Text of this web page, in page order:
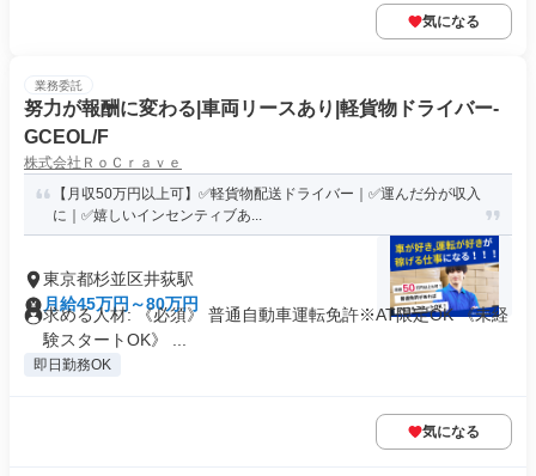
気になる
業務委託
努力が報酬に変わる|車両リースあり|軽貨物ドライバー-
GCEOL/F
株式会社ＲｏＣｒａｖｅ
【月収50万円以上可】✅軽貨物配送ドライバー｜✅運んだ分が収入
に｜✅嬉しいインセンティブあ...
東京都杉並区井荻駅
月給45万円～80万円
求める人材: 《必須》 普通自動車運転免許※AT限定OK 《未経
験スタートOK》 ...
即日勤務OK
気になる